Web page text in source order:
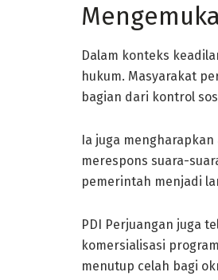
Dalam konteks
hukum. Masyarakat
bagian dari kontrol
Ia juga
merespons suara-
pemerintah menjadi
PDI Perjuangan juga
komersialisasi
menutup celah bagi